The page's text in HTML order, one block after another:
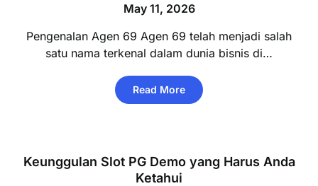
May 11, 2026
Pengenalan Agen 69 Agen 69 telah menjadi salah
satu nama terkenal dalam dunia bisnis di…
Read More
Keunggulan Slot PG Demo yang Harus Anda
Ketahui